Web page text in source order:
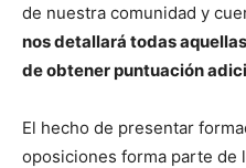
de nuestra comunidad y
nos detallará todas
de obtener puntuación
El hecho de presentar
oposiciones forma parte de